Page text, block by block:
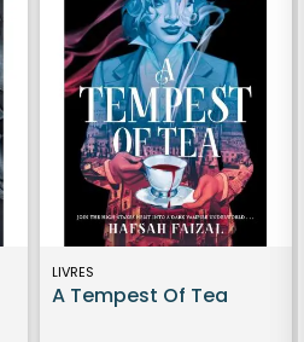
LIVRES
A Tempest Of Tea